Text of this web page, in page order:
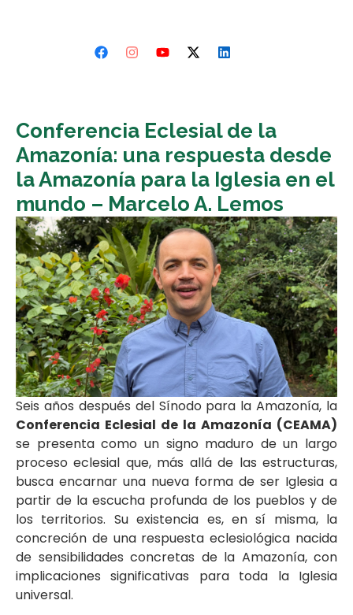
Conferencia Eclesial de la
Amazonía: una respuesta desde
la Amazonía para la Iglesia en el
mundo – Marcelo A. Lemos
Seis años después del Sínodo para la Amazonía, la
Conferencia Eclesial de la Amazonía (CEAMA)
se presenta como un signo maduro de un largo
proceso eclesial que, más allá de las estructuras,
busca encarnar una nueva forma de ser Iglesia a
partir de la escucha profunda de los pueblos y de
los territorios. Su existencia es, en sí misma, la
concreción de una respuesta eclesiológica nacida
de sensibilidades concretas de la Amazonía, con
implicaciones significativas para toda la Iglesia
universal.